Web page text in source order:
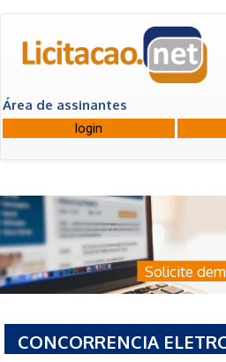
Área de assinantes
Solicite
CONCORRENCIA